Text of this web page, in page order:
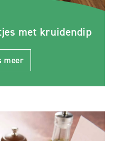
met kruidendip
meer